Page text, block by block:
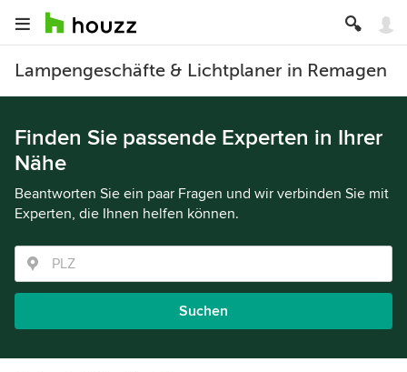
Lampengeschäfte & Lichtplaner in Remagen
Finden Sie passende Experten in Ihrer
Nähe
Beantworten Sie ein paar Fragen und wir verbinden Sie mit
Experten, die Ihnen helfen können.
Suchen